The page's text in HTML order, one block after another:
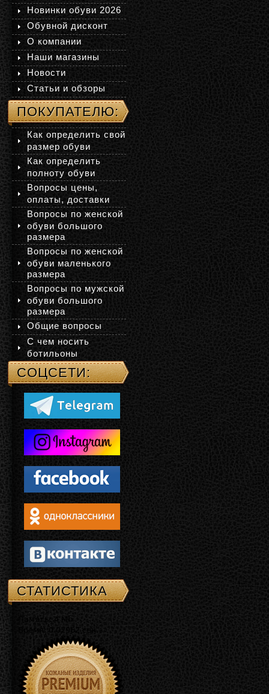
Новинки обуви 2026
Обувной дисконт
О компании
Наши магазины
Новости
Статьи и обзоры
ПОКУПАТЕЛЮ:
Как определить свой
размер обуви
Как определить
полноту обуви
Вопросы цены,
оплаты, доставки
Вопросы по женской
обуви большого
размера
Вопросы по женской
обуви маленького
размера
Вопросы по мужской
обуви большого
размера
Общие вопросы
С чем носить
ботильоны
СОЦСЕТИ:
СТАТИСТИКА
Память: 4 Mb
Время: 0.02962 сек.